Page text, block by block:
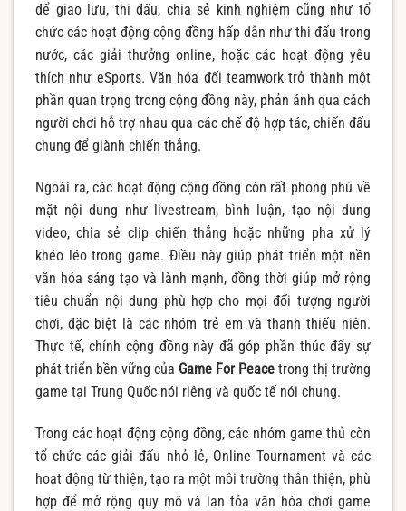
để giao lưu, thi đấu, chia sẻ kinh nghiệm cũng như tổ
chức các hoạt động cộng đồng hấp dẫn như thi đấu trong
nước, các giải thưởng online, hoặc các hoạt động yêu
thích như eSports. Văn hóa đối teamwork trở thành một
phần quan trọng trong cộng đồng này, phản ánh qua cách
người chơi hỗ trợ nhau qua các chế độ hợp tác, chiến đấu
chung để giành chiến thắng.
Ngoài ra, các hoạt động cộng đồng còn rất phong phú về
mặt nội dung như livestream, bình luận, tạo nội dung
video, chia sẻ clip chiến thắng hoặc những pha xử lý
khéo léo trong game. Điều này giúp phát triển một nền
văn hóa sáng tạo và lành mạnh, đồng thời giúp mở rộng
tiêu chuẩn nội dung phù hợp cho mọi đối tượng người
chơi, đặc biệt là các nhóm trẻ em và thanh thiếu niên.
Thực tế, chính cộng đồng này đã góp phần thúc đẩy sự
phát triển bền vững của Game For Peace trong thị trường
game tại Trung Quốc nói riêng và quốc tế nói chung.
Trong các hoạt động cộng đồng, các nhóm game thủ còn
tổ chức các giải đấu nhỏ lẻ, Online Tournament và các
hoạt động từ thiện, tạo ra một môi trường thân thiện, phù
hợp để mở rộng quy mô và lan tỏa văn hóa chơi game